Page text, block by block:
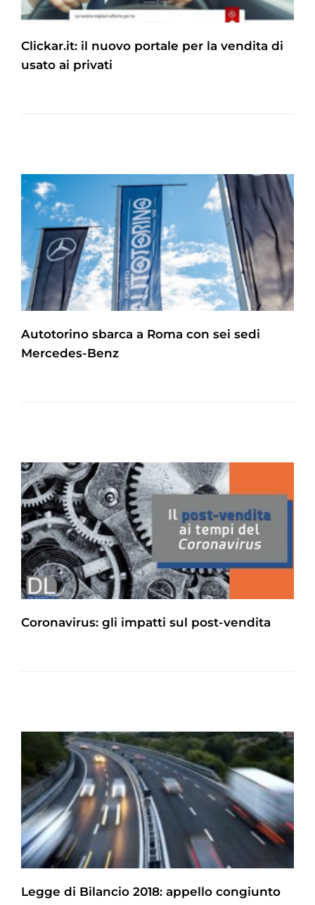
Clickar.it: il nuovo portale per la vendita di
usato ai privati
Autotorino sbarca a Roma con sei sedi
Mercedes-Benz
Coronavirus: gli impatti sul post-vendita
Legge di Bilancio 2018: appello congiunto